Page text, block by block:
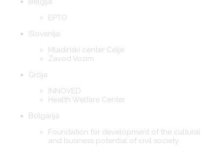
EPTO
Slovenija:
Mladinski center Celje
Zavod Vozim
Grčija
INNOVED
Health Welfare Center
Bolgarija
Foundation for development of the cultural
and business potential of civil society